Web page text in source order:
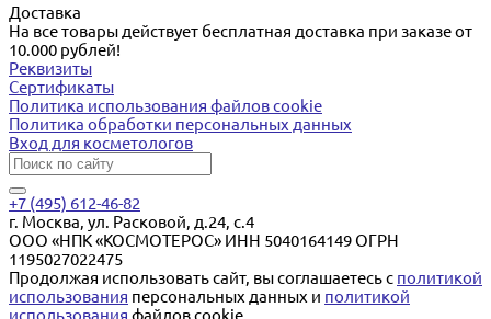
Доставка
На все товары действует бесплатная доставка при заказе от
10.000 рублей!
Реквизиты
Сертификаты
Политика использования файлов cookie
Политика обработки персональных данных
Вход для косметологов
+7 (495) 612-46-82
г. Москва, ул. Расковой, д.24, с.4
ООО «НПК «КОСМОТЕРОС» ИНН 5040164149 ОГРН
1195027022475
Продолжая использовать сайт, вы соглашаетесь с политикой
использования персональных данных и политикой